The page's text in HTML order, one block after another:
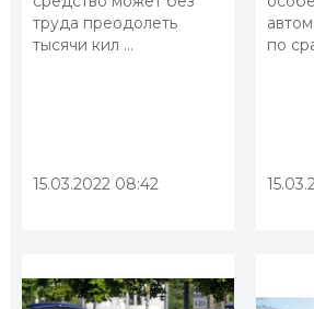
труда преодолеть
тысячи кил ...
15.03.2022 08:42
по